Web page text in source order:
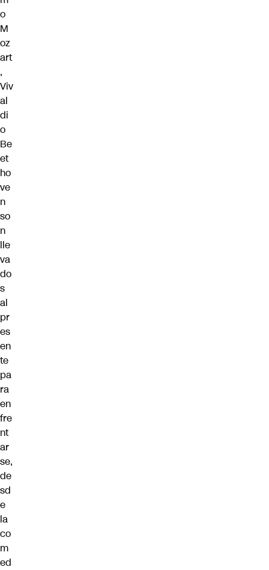
o
M
oz
art
,
Viv
al
di
o
Be
et
ho
ve
n
so
n
lle
va
do
s
al
pr
es
en
te
pa
ra
en
fre
nt
ar
se,
de
sd
e
la
co
m
ed